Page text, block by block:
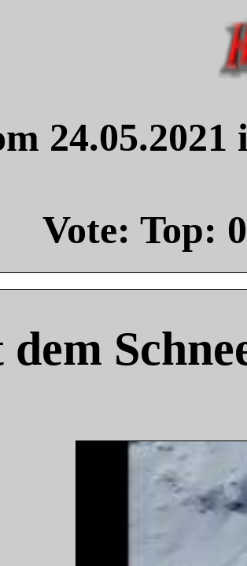
Vote: Top: 0